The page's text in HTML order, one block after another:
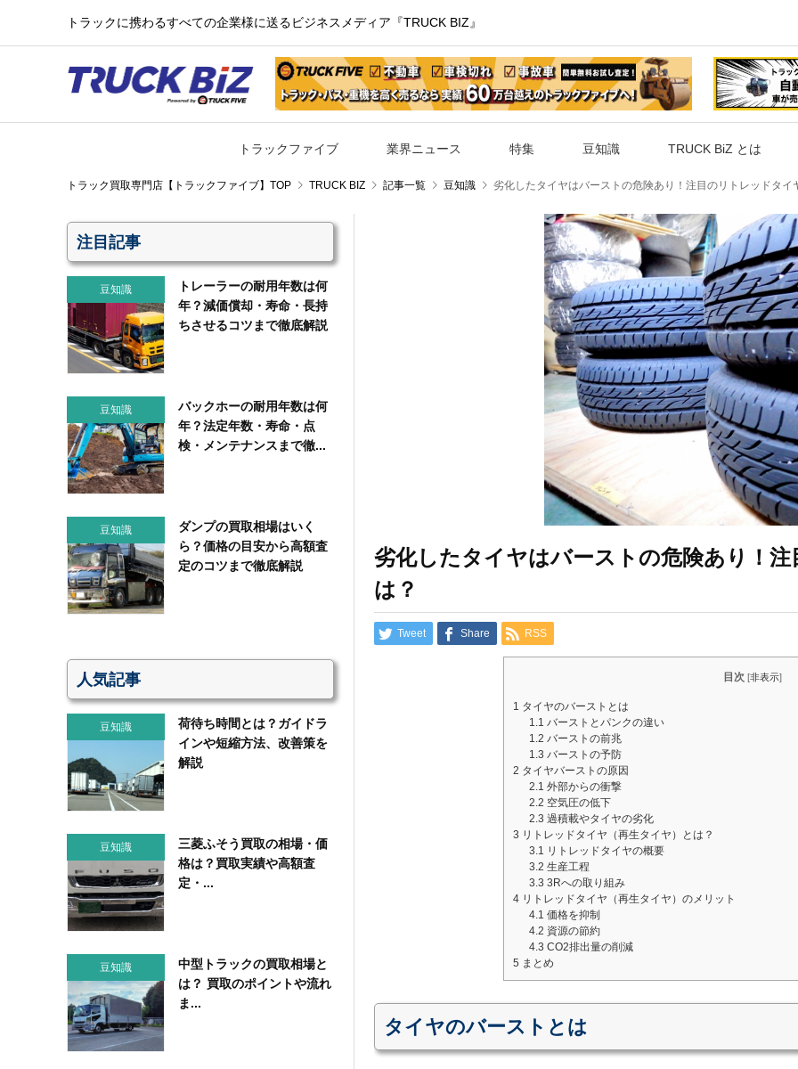
トラックに携わるすべての企業様に送るビジネスメディア『TRUCK BIZ』
トラックファイブ 業界ニュース 特集 豆知識 TRUCK BiZ とは
TRUCK BIZ 記事一覧 豆知識 劣化したタイヤはバーストの危険あり！注目のリトレッドタイ
劣化したタイヤはバーストの危険あり！
は？
Tweet Share RSS
目次 [非表示]
1 タイヤのバーストとは
1.1 バーストとパンクの違い
1.2 バーストの前兆
1.3 バーストの予防
2 タイヤバーストの原因
2.1 外部からの衝撃
2.2 空気圧の低下
2.3 過積載やタイヤの劣化
3 リトレッドタイヤ（再生タイヤ）とは？
3.1 リトレッドタイヤの概要
3.2 生産工程
3.3 3Rへの取り組み
4リトレッドタイヤ（再生タイヤ）のメリット
4.1 価格を抑制
4.2 資源の節約
4.3 CO2排出量の削減
5 まとめ
タイヤのバーストとは
注目記事
豆知識
トレーラーの耐用年数は何
年？減価償却・寿命・長持
ちさせるコツまで徹底解説
豆知識
バックホーの耐用年数は何
年？法定年数・寿命・点
検・メンテナンスまで徹...
豆知識
ダンプの買取相場はいく
ら？価格の目安から高額査
定のコツまで徹底解説
人気記事
豆知識
荷待ち時間とは？ガイドラ
インや短縮方法、改善策を
解説
豆知識
三菱ふそう買取の相場・価
格は？買取実績や高額査
定・...
豆知識
中型トラックの買取相場と
は？ 買取のポイントや流れ
ま...